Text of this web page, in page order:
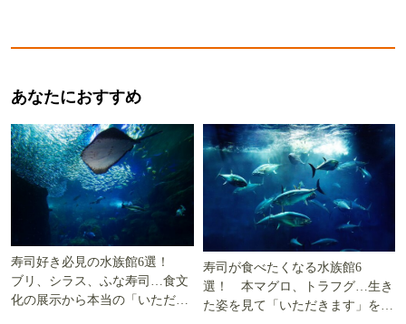
あなたにおすすめ
寿司好き必見の水族館6選！
ブリ、シラス、ふな寿司…食文
化の展示から本当の「いただき
寿司が食べたくなる水族館6
選！ 本マグロ、トラフグ…生き
た姿を見て「いただきます」を考